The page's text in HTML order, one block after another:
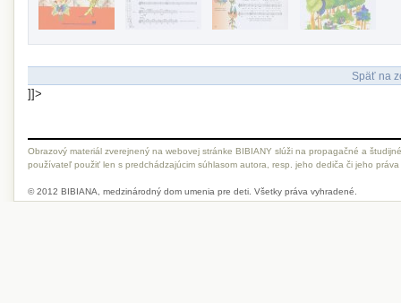
Späť na
]]>
Obrazový materiál zverejnený na webovej stránke BIBIANY slúži na propagačné a
používateľ použiť len s predchádzajúcim súhlasom autora, resp. jeho dediča či jeho
© 2012 BIBIANA, medzinárodný dom umenia pre deti. Všetky práva vyhradené.